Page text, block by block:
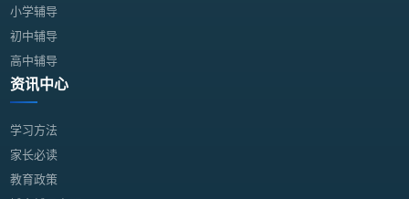
小学辅导
初中辅导
高中辅导
资讯中心
学习方法
家长必读
教育政策